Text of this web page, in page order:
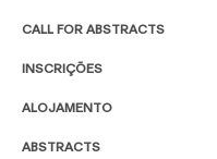
CALL FOR ABSTRACTS
INSCRIÇÕES
ALOJAMENTO
ABSTRACTS